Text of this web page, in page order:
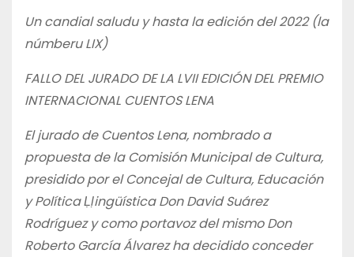
Un candial saludu y hasta la edición del 2022 (la
númberu LIX)
FALLO DEL JURADO DE LA LVII EDICIÓN DEL PREMIO
INTERNACIONAL CUENTOS LENA
El jurado de Cuentos Lena, nombrado a
propuesta de la Comisión Municipal de Cultura,
presidido por el Concejal de Cultura, Educación
y Política Ḷḷingüística Don David Suárez
Rodríguez y como portavoz del mismo Don
Roberto García Álvarez ha decidido conceder